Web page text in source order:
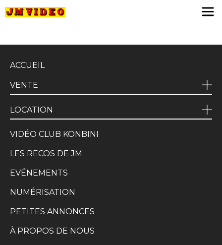
ACCUEIL
VENTE
LOCATION
VIDÉO CLUB KONBINI
LES RECOS DE JM
EVÉNEMENTS
NUMÉRISATION
PETITES ANNONCES
À PROPOS DE NOUS